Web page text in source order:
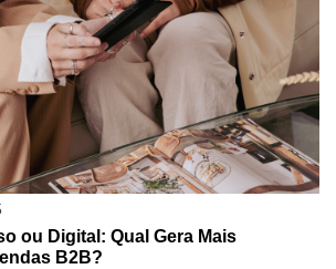
ou Digital: Qual Gera Mais
B2B?